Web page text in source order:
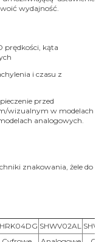
wydajność.
prędkości, kąta
i czasu z
przed
wizualnym w modelach
analogowych.
znakowania, żele do
SHWV02AL